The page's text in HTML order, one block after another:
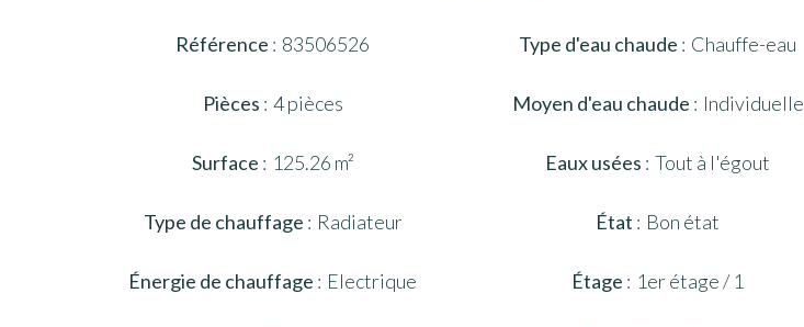
Référence 83506526
Pièces 4 pièces
Surface 125.26 m²
Type de chauffage Radiateur
Énergie de chauffage Electrique
Type d'eau chaude Chauffe-eau
Moyen d'eau chaude Individuelle
Eaux usées Tout à l'égout
État Bon état
Étage 1er étage / 1